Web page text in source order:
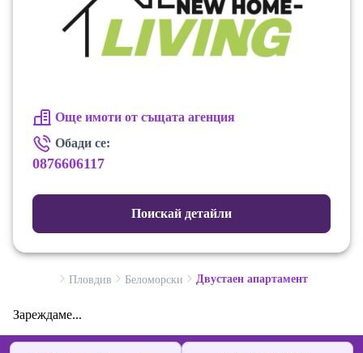
Още имоти от същата агенция
Обади се:
0876606117
Поискай детайли
Пловдив Беломорски Двустаен апартамент
Зареждаме...